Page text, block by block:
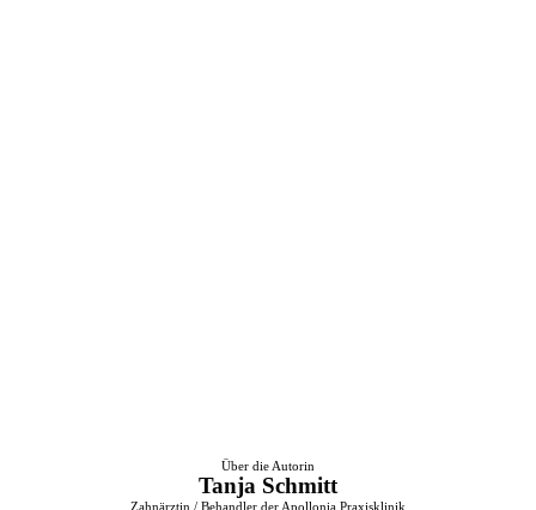
Über die Autorin
Tanja Schmitt
Zahnärztin / Behandler der Apollonia Praxisklinik